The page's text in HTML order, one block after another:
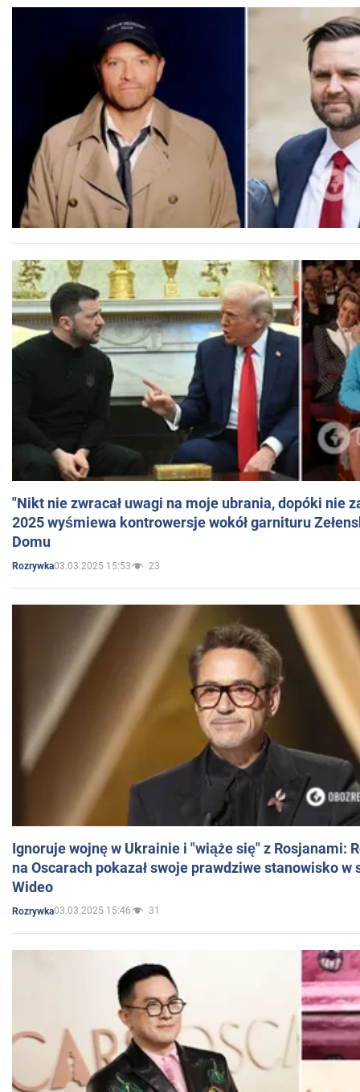
"Nikt nie zwracał uwagi na moje ubrania, dopóki nie
2025 wyśmiewa kontrowersje wokół garnituru
Domu
Rozrywka03.03.2025 15:53 23
Ignoruje wojnę w Ukrainie i "wiąże się" z Rosjanami:
na Oscarach pokazał swoje prawdziwe stanowisko w
Wideo
Rozrywka03.03.2025 15:46 31